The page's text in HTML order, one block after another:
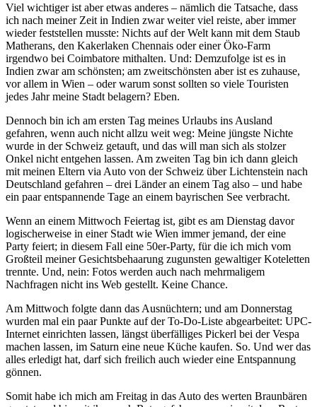
Viel wichtiger ist aber etwas anderes – nämlich die Tatsache, dass
ich nach meiner Zeit in Indien zwar weiter viel reiste, aber immer
wieder feststellen musste: Nichts auf der Welt kann mit dem Staub
Matherans, den Kakerlaken Chennais oder einer Öko-Farm
irgendwo bei Coimbatore mithalten. Und: Demzufolge ist es in
Indien zwar am schönsten; am zweitschönsten aber ist es zuhause,
vor allem in Wien – oder warum sonst sollten so viele Touristen
jedes Jahr meine Stadt belagern? Eben.
Dennoch bin ich am ersten Tag meines Urlaubs ins Ausland
gefahren, wenn auch nicht allzu weit weg: Meine jüngste Nichte
wurde in der Schweiz getauft, und das will man sich als stolzer
Onkel nicht entgehen lassen. Am zweiten Tag bin ich dann gleich
mit meinen Eltern via Auto von der Schweiz über Lichtenstein nach
Deutschland gefahren – drei Länder an einem Tag also – und habe
ein paar entspannende Tage an einem bayrischen See verbracht.
Wenn an einem Mittwoch Feiertag ist, gibt es am Dienstag davor
logischerweise in einer Stadt wie Wien immer jemand, der eine
Party feiert; in diesem Fall eine 50er-Party, für die ich mich vom
Großteil meiner Gesichtsbehaarung zugunsten gewaltiger Koteletten
trennte. Und, nein: Fotos werden auch nach mehrmaligem
Nachfragen nicht ins Web gestellt. Keine Chance.
Am Mittwoch folgte dann das Ausnüchtern; und am Donnerstag
wurden mal ein paar Punkte auf der To-Do-Liste abgearbeitet: UPC-
Internet einrichten lassen, längst überfälliges Pickerl bei der Vespa
machen lassen, im Saturn eine neue Küche kaufen. So. Und wer das
alles erledigt hat, darf sich freilich auch wieder eine Entspannung
gönnen.
Somit habe ich mich am Freitag in das Auto des werten Braunbären